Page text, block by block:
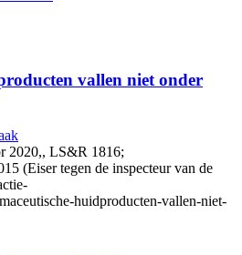
vallen niet onder
2020,, LS&R 1816;
(Eiser tegen de inspecteur van de
huidproducten-vallen-niet-